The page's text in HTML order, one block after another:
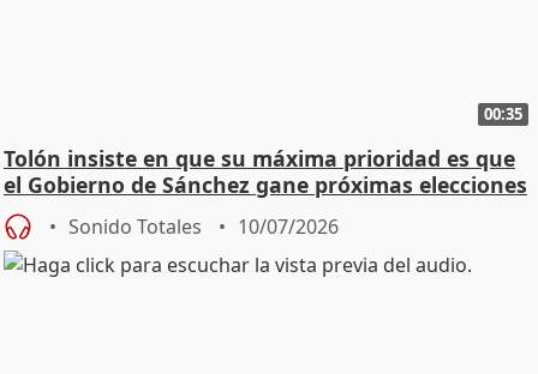
00:35
Tolón insiste en que su máxima prioridad es que
el Gobierno de Sánchez gane próximas elecciones
Sonido Totales 10/07/2026